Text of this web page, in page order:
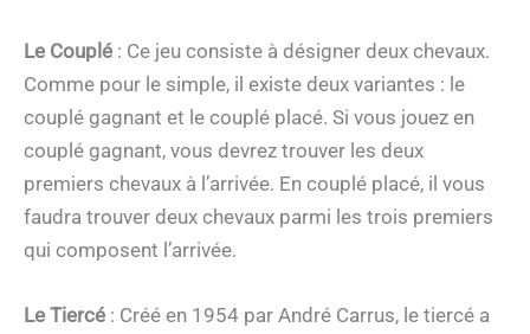
Le Couplé : Ce jeu consiste à désigner deux chevaux.
Comme pour le simple, il existe deux variantes : le
couplé gagnant et le couplé placé. Si vous jouez en
couplé gagnant, vous devrez trouver les deux
premiers chevaux à l’arrivée. En couplé placé, il vous
faudra trouver deux chevaux parmi les trois premiers
qui composent l’arrivée.
Le Tiercé : Créé en 1954 par André Carrus, le tiercé a